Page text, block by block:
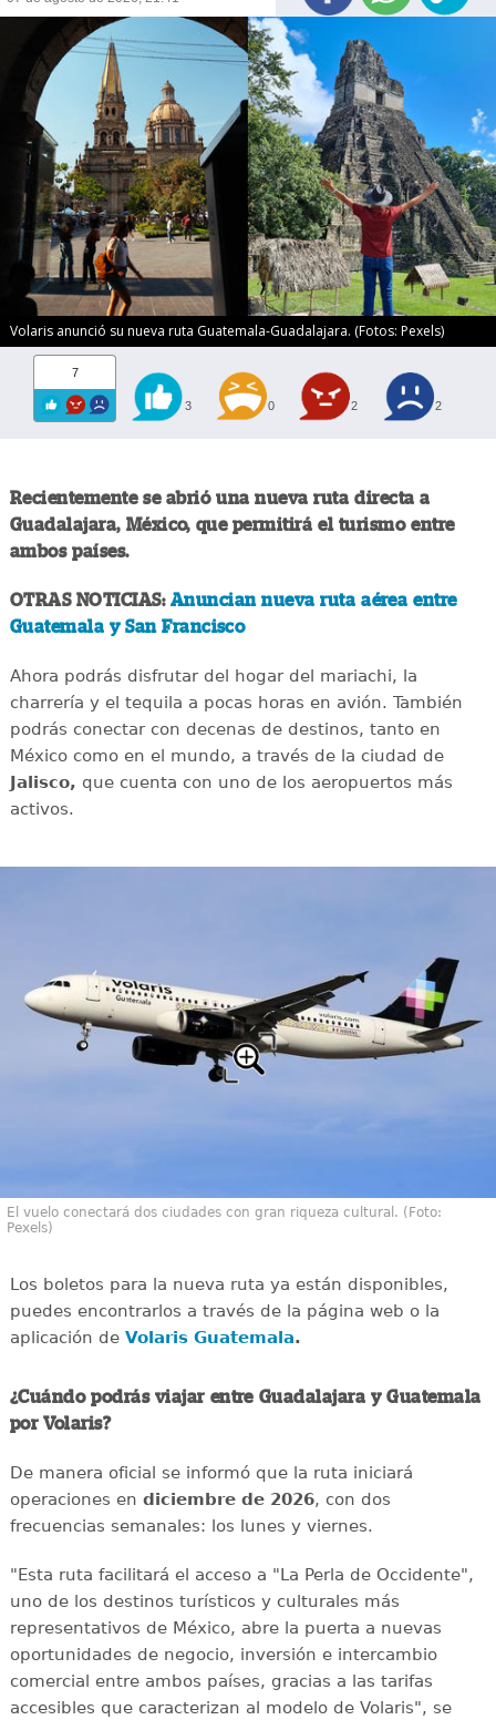
Volaris anunció su nueva ruta Guatemala-Guadalajara. (Fotos: Pexels)
7
3 0 2 2
Recientemente se abrió una nueva ruta directa a
Guadalajara, México, que permitirá el turismo entre
ambos países.
OTRAS NOTICIAS: Anuncian nueva ruta aérea entre
Guatemala y San Francisco
Ahora podrás disfrutar del hogar del mariachi, la
charrería y el tequila a pocas horas en avión. También
podrás conectar con decenas de destinos, tanto en
México como en el mundo, a través de la ciudad de
Jalisco, que cuenta con uno de los aeropuertos más
activos.
El vuelo conectará dos ciudades con gran riqueza cultural. (Foto:
Pexels)
Los boletos para la nueva ruta ya están disponibles,
puedes encontrarlos a través de la página web o la
aplicación deVolaris Guatemala.
¿Cuándo podrás viajar entre Guadalajara y Guatemala
por Volaris?
De manera oficial se informó que la ruta iniciará
operaciones en diciembre de 2026, con dos
frecuencias semanales: los lunes y viernes.
"Esta ruta facilitará el acceso a "La Perla de Occidente",
uno de los destinos turísticos y culturales más
representativos de México, abre la puerta a nuevas
oportunidades de negocio, inversión e intercambio
comercial entre ambos países, gracias a las tarifas
accesibles que caracterizan al modelo de Volaris", se